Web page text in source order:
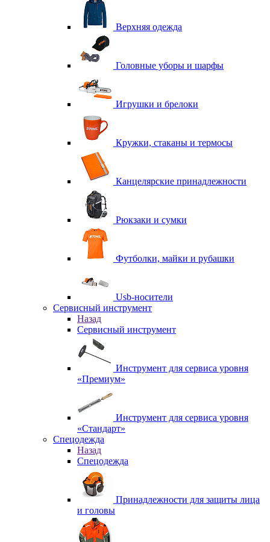
Верхняя одежда
Головные уборы и шарфы
Игрушки и брелоки
Кружки, стаканы и термосы
Канцелярские принадлежности
Рюкзаки и сумки
Футболки, майки и рубашки
Usb-носители
Сервисный инструмент
Назад
Сервисный инструмент
Инструмент для сервиса уровня
«Премиум»
Инструмент для сервиса уровня
«Стандарт»
Спецодежда
Назад
Спецодежда
Принадлежности для защиты лица
и головы